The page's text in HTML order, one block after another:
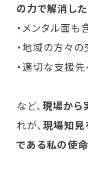
の力で解消し
・メンタル面
・地域の方々
・適切な支援
など、現場から
れが、現場知見
である私の使命